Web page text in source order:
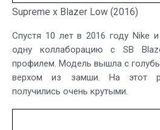
Supreme x Blazer Low (2016)
Спустя 10 лет в 2016 году Nike
одну коллаборацию с SB
профилем. Модель вышла с
верхом из замши. На этот
получились очень крутыми.